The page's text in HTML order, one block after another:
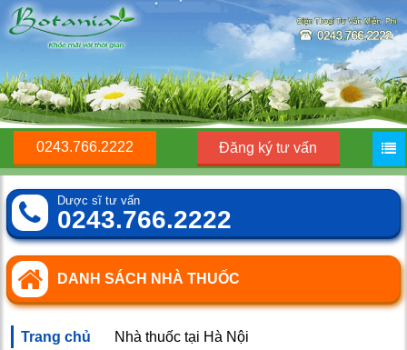
0243.766.2222 Đăng ký tư vấn
Dược sĩ tư vấn
0243.766.2222
DANH SÁCH NHÀ THUỐC
Trang chủ Nhà thuốc tại Hà Nội